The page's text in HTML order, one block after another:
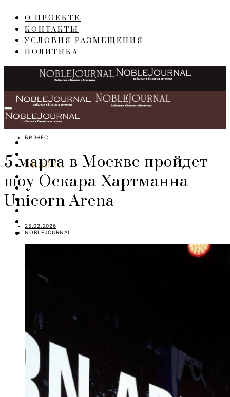
О ПРОЕКТЕ
КОНТАКТЫ
УСЛОВИЯ РАЗМЕЩЕНИЯ
ПОЛИТИКА
ГЛАВНАЯ
БИЗНЕС
ПЕРСОНЫ
ИНТЕРЬЕР
LIFESTYLE
ART
TRAVEL
БИЗНЕС
5 марта в Москве пройдет
шоу Оскара Хартманна
Unicorn Arena
25.02.2026
NOBLEJOURNAL